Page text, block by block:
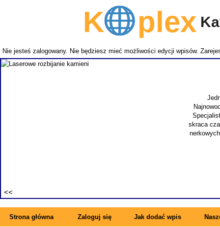
Kplex
Nie jesteś zalogowany. Nie będziesz mieć możliwości edycji wpisów.
Jedna z uciążliwych,
Najnowocześniejszą metodą
Specjalista jest szybki i
skraca czas hospitalizacji i
nerkowych. Kamienica jest
Strona główna Zaloguj się Jak dodać wpis